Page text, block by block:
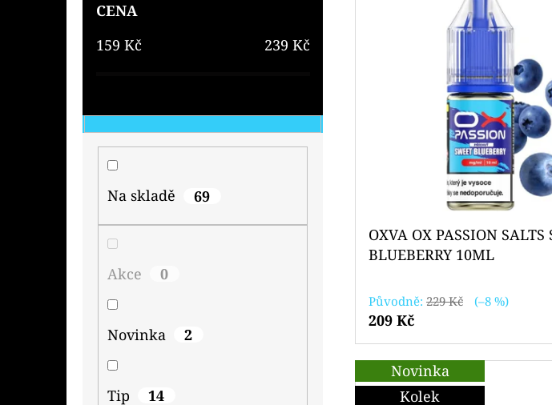
CENA
159 Kč 239 Kč
Na skladě 69
Akce 0
Novinka 2
Tip 14
OXVA OX PASSION SALTS
BLUEBERRY 10ML
Původně: 229 Kč (–8 %)
209 Kč
Novinka
Kolek